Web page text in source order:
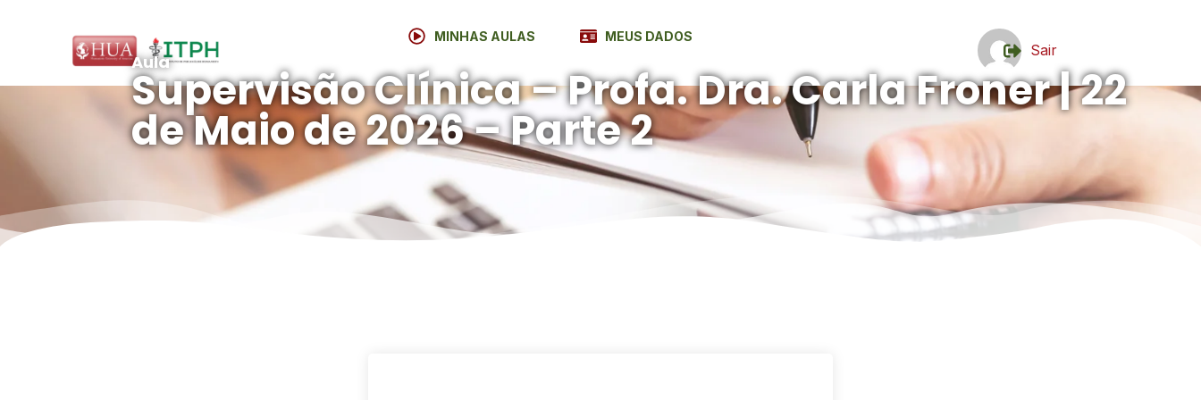
MINHAS AULAS MEUS DADOS
Sair
Aula
Supervisão Clínica – Profa. Dra. Carla Froner | 22
de Maio de 2026 – Parte 2